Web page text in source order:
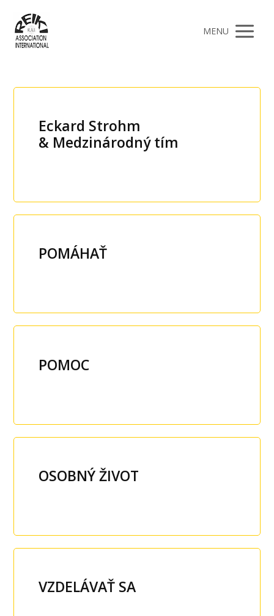
MENU
Eckard Strohm
& Medzinárodný tím
POMÁHAŤ
POMOC
OSOBNÝ ŽIVOT
VZDELÁVAŤ SA